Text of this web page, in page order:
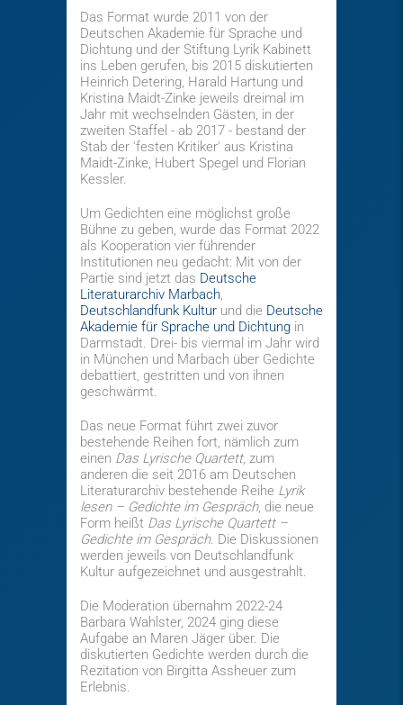
Das Format wurde 2011 von der
Deutschen Akademie für Sprache und
Dichtung und der Stiftung Lyrik Kabinett
ins Leben gerufen, bis 2015 diskutierten
Heinrich Detering, Harald Hartung und
Kristina Maidt-Zinke jeweils dreimal im
Jahr mit wechselnden Gästen, in der
zweiten Staffel - ab 2017 - bestand der
Stab der 'festen Kritiker' aus Kristina
Maidt-Zinke, Hubert Spegel und Florian
Kessler.
Um Gedichten eine möglichst große
Bühne zu geben, wurde das Format 2022
als Kooperation vier führender
Institutionen neu gedacht: Mit von der
Partie sind jetzt das Deutsche
Literaturarchiv Marbach,
Deutschlandfunk Kultur und die Deutsche
Akademie für Sprache und Dichtung in
Darmstadt. Drei- bis viermal im Jahr wird
in München und Marbach über Gedichte
debattiert, gestritten und von ihnen
geschwärmt.
Das neue Format führt zwei zuvor
bestehende Reihen fort, nämlich zum
einen Das Lyrische Quartett, zum
anderen die seit 2016 am Deutschen
Literaturarchiv bestehende Reihe Lyrik
lesen – Gedichte im Gespräch, die neue
Form heißt Das Lyrische Quartett –
Gedichte im Gespräch. Die Diskussionen
werden jeweils von Deutschlandfunk
Kultur aufgezeichnet und ausgestrahlt.
Die Moderation übernahm 2022-24
Barbara Wahlster, 2024 ging diese
Aufgabe an Maren Jäger über. Die
diskutierten Gedichte werden durch die
Rezitation von Birgitta Assheuer zum
Erlebnis.